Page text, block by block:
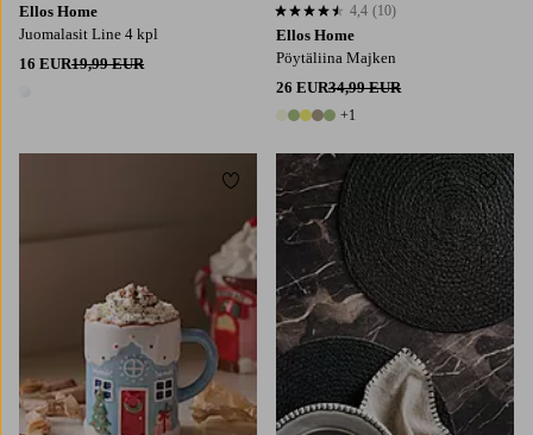
Ellos Home
Juomalasit Line 4 kpl
16 EUR19,99 EUR
Ellos Home
Pöytäliina Majken
26 EUR34,99 EUR
6 värejä
+1
4,4 perustuen 10 arvosanaan
4,4 (10)
Lisää suosikkeihin